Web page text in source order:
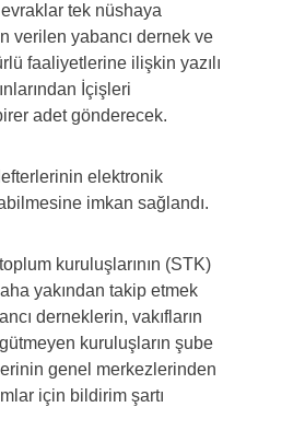
tek nüshaya
verilen yabancı dernek ve
faaliyetlerine ilişkin yazılı
İçişleri
adet gönderecek.
elektronik
imkan sağlandı.
kuruluşlarının (STK)
yakından takip etmek
derneklerin, vakıfların
kuruluşların şube
genel merkezlerinden
için bildirim şartı